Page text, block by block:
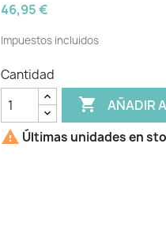
46,95 €
Impuestos incluidos
Cantidad
 AÑADIR
 Últimas unidades en